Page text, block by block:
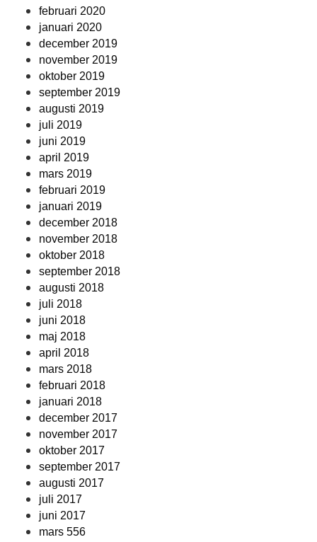
februari 2020
januari 2020
december 2019
november 2019
oktober 2019
september 2019
augusti 2019
juli 2019
juni 2019
april 2019
mars 2019
februari 2019
januari 2019
december 2018
november 2018
oktober 2018
september 2018
augusti 2018
juli 2018
juni 2018
maj 2018
april 2018
mars 2018
februari 2018
januari 2018
december 2017
november 2017
oktober 2017
september 2017
augusti 2017
juli 2017
juni 2017
mars 556